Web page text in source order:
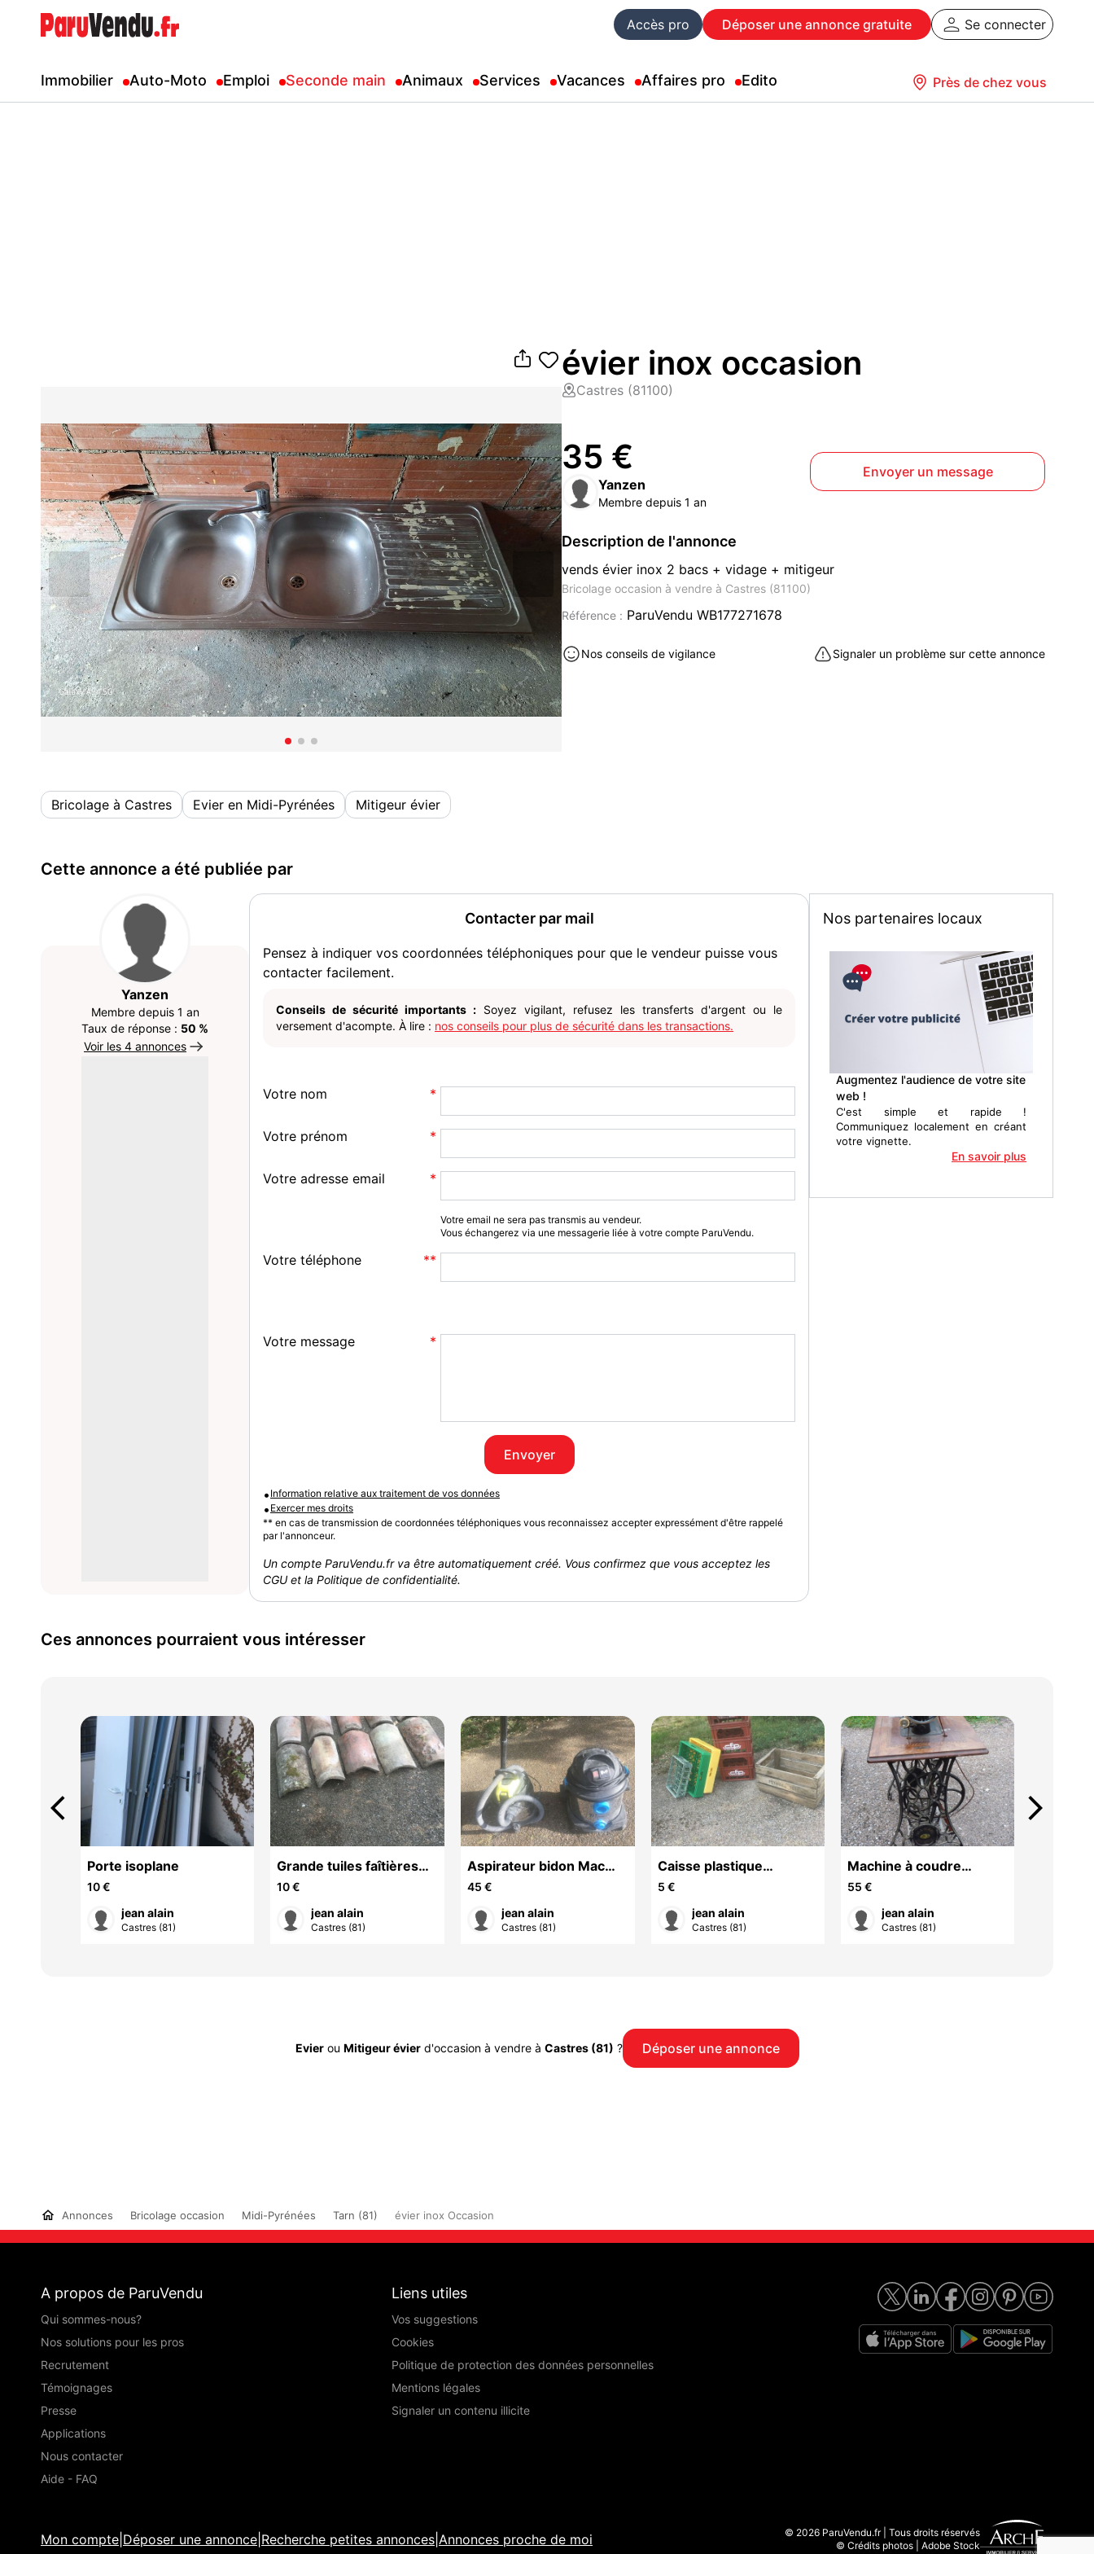
Accès pro Déposer une annonce gratuite Se connecter
Immobilier Auto-Moto Emploi Seconde main Animaux Services Vacances Affaires pro Edito Près de chez vous
évier inox occasion
Castres (81100)
35 €
Yanzen
Membre depuis 1 an
Envoyer un message
Description de l'annonce
vends évier inox 2 bacs + vidage + mitigeur
Bricolage occasion à vendre à Castres (81100)
Référence : ParuVendu WB177271678
Nos conseils de vigilance Signaler un problème sur cette annonce
Bricolage à Castres Evier en Midi-Pyrénées Mitigeur évier
Cette annonce a été publiée par
Yanzen
Membre depuis 1 an
Taux de réponse : 50 %
Voir les 4 annonces
Contacter par mail
Pensez à indiquer vos coordonnées téléphoniques pour que le vendeur puisse vous
contacter facilement.
Conseils de sécurité importants : Soyez vigilant, refusez les transferts d'argent ou le
versement d'acompte. À lire : nos conseils pour plus de sécurité dans les transactions.
Votre nom
Votre prénom
Votre adresse email
Votre email ne sera pas transmis au vendeur.
Vous échangerez via une messagerie liée à votre compte ParuVendu.
Votre téléphone
Votre message
Envoyer
• Information relative aux traitement de vos données
• Exercer mes droits
** en cas de transmission de coordonnées téléphoniques vous reconnaissez accepter expressément d'être rappelé
par l'annonceur.
Un compte ParuVendu.fr va être automatiquement créé. Vous confirmez que vous acceptez les
CGU et la Politique de confidentialité.
Nos partenaires locaux
Augmentez l'audience de votre site
web !
C'est simple et rapide !
Communiquez localement en créant
votre vignette.
En savoir plus
Ces annonces pourraient vous intéresser
Porte isoplane
10 €
jean alain
Castres (81)
Grande tuiles faîtières
ancienne faite main
10 €
jean alain
Castres (81)
Aspirateur bidon Mac
Allister / Parkside
45 €
jean alain
Castres (81)
Caisse plastique
bouteille / égouttoir
verre /caisse bois
5 €
jean alain
Castres (81)
Machine à coudre
Diamant/Singer/pieds
fonte décoration
55 €
jean alain
Castres (81)
arrow_back_ios arrow_forward_ios
Evierou Mitigeur évierd'occasion à vendre à Castres (81) ? Déposer une annonce
Annonces Bricolage occasion Midi-Pyrénées Tarn (81) évier inox Occasion
A propos de ParuVendu
Qui sommes-nous?
Nos solutions pour les pros
Recrutement
Témoignages
Presse
Applications
Nous contacter
Aide - FAQ
Liens utiles
Vos suggestions
Cookies
Politique de protection des données personnelles
Mentions légales
Signaler un contenu illicite
Mon compte Déposer une annonce Recherche petites annonces Annonces proche de moi
© 2026 ParuVendu.fr | Tous droits réservés
© Crédits photos | Adobe Stock